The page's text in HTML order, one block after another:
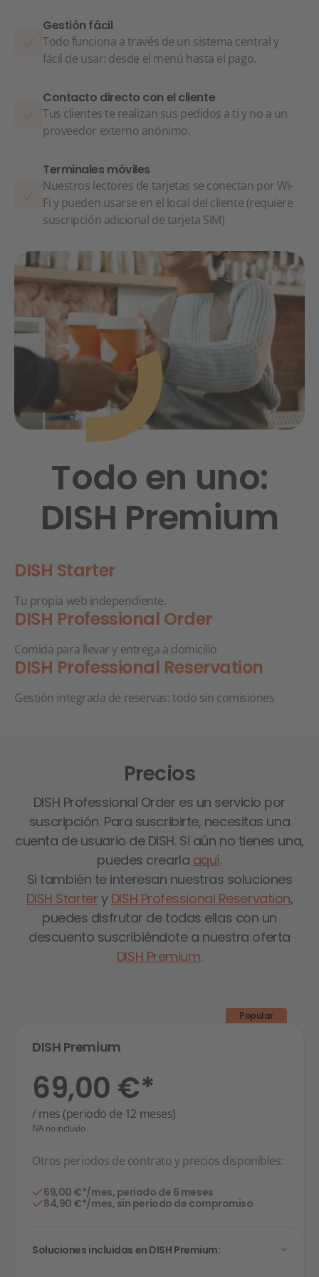
Gestión fácil
Todo funciona a través de un sistema central y
fácil de usar: desde el menú hasta el pago.
Contacto directo con el cliente
Tus clientes te realizan sus pedidos a ti y no a un
proveedor externo anónimo.
Terminales móviles
Nuestros lectores de tarjetas se conectan por Wi-
Fi y pueden usarse en el local del cliente (requiere
suscripción adicional de tarjeta SIM)
Todo en uno:
DISH Premium
DISH Starter
Tu propia web independiente.
DISH Professional Order
Comida para llevar y entrega a domicilio
DISH Professional Reservation
Gestión integrada de reservas: todo sin comisiones
Precios
DISH Professional Order es un servicio por
suscripción. Para suscribirte, necesitas una
cuenta de usuario de DISH. Si aún no tienes una,
puedes crearla aquí.
Si también te interesan nuestras soluciones
DISH Starter y DISH Professional Reservation,
puedes disfrutar de todas ellas con un
descuento suscribiéndote a nuestra oferta
DISH Premium.
DISH Premium
Popular
69,00 €*
/ mes (periodo de 12 meses)
IVA no incluido
Otros periodos de contrato y precios disponibles:
69,00 €*/mes, periodo de 6 meses
84,90 €*/mes, sin periodo de compromiso
Soluciones incluidas en DISH Premium: